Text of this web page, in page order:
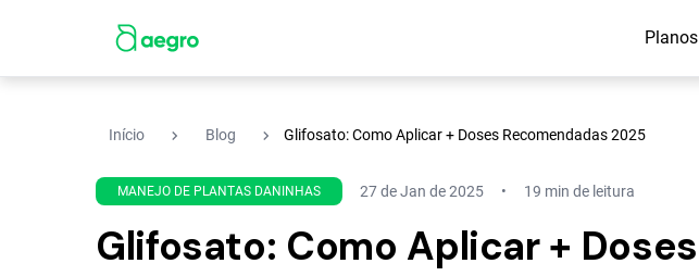
Planos
Início navigate_next Blog navigate_next Glifosato: Como Aplicar + Doses Recomendadas 2025
MANEJO DE PLANTAS DANINHAS 27 de Jan de 2025 19 min de leitura
Glifosato: Como Aplicar + Doses